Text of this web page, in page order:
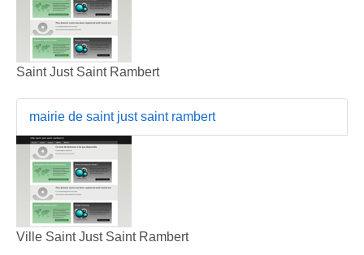
Saint Just Saint Rambert
mairie de saint just saint rambert
Ville Saint Just Saint Rambert